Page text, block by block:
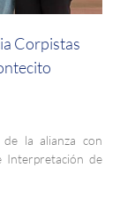
Corpistas
la alianza con
Interpretación de